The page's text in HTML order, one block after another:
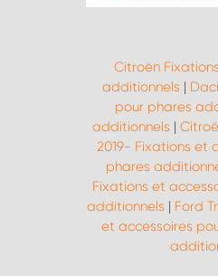
Citroën
additionnels |
pour phares
additionnels |
2019- Fixations et
phares
Fixations et
additionnels | Ford
et accessoires